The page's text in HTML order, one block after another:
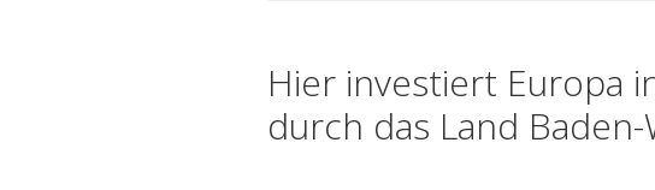
Hier investiert Europa
durch das Land